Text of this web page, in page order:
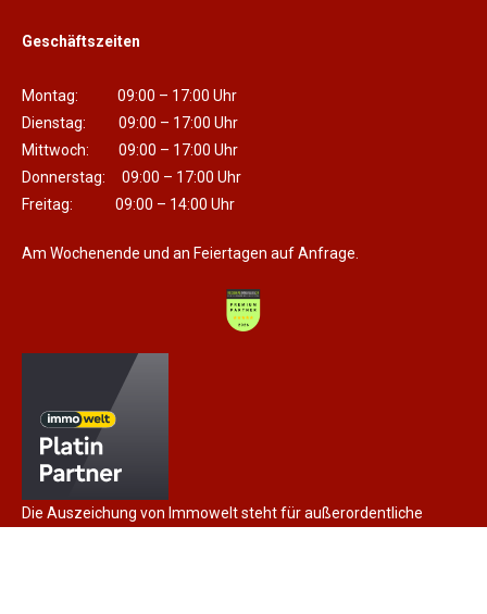
Geschäftszeiten
Montag: 09:00 – 17:00 Uhr
Dienstag: 09:00 – 17:00 Uhr
Mittwoch: 09:00 – 17:00 Uhr
Donnerstag: 09:00 – 17:00 Uhr
Freitag: 09:00 – 14:00 Uhr
Am Wochenende und an Feiertagen auf Anfrage.
Die Auszeichung von Immowelt steht für außerordentliche